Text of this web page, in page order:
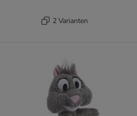
2 Varianten